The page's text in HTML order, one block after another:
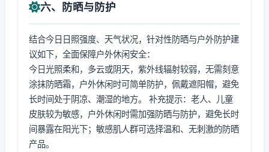
六、防晒与防护
结合今日日照强度、天气状况，针对性防晒与户外防护建
议如下，全面保障户外休闲安全：
今日光照柔和，多云或阴天，紫外线辐射较弱，无需刻意
涂抹防晒霜，户外休闲时可简单防护，佩戴遮阳帽，避免
长时间处于阴凉、潮湿的地方。 补充提示：老人、儿童
皮肤较为敏感，户外休闲时需加强防晒与防护，避免长时
间暴露在阳光下；敏感肌人群可选择温和、无刺激的防晒
产品。